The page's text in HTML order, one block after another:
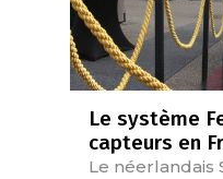
Le système
capteurs en
Le néerlandais